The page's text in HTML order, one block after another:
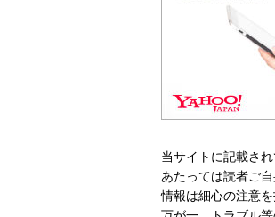
当サイトに記載さ
あたっては読者ご
情報は細心の注意